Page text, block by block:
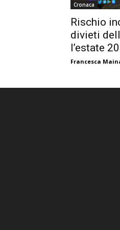
Cronaca
Rischio
divieti
l’estate
Francesca